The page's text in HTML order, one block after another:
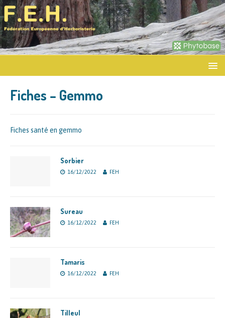
Fiches – Gemmo
Fiches santé en gemmo
Sorbier
16/12/2022 FEH
Sureau
16/12/2022 FEH
Tamaris
16/12/2022 FEH
Tilleul